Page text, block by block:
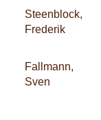
Steenblock,
Frederik
Fallmann,
Sven